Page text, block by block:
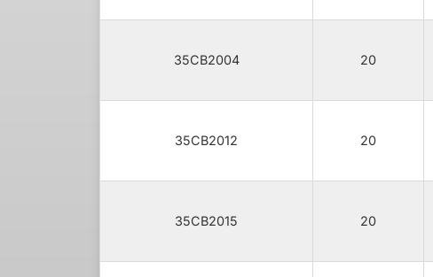
35CB2004 20
35CB2012 20
35CB2015 20